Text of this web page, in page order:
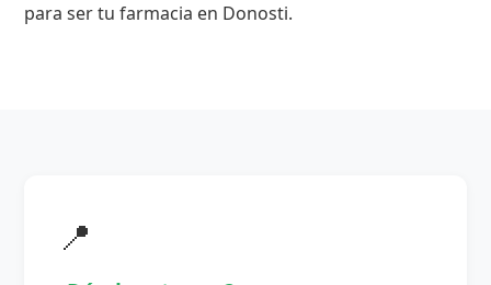
para ser tu farmacia en Donosti.
📍